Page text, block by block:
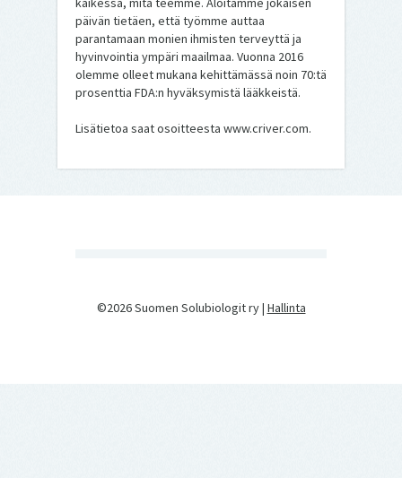
päivän tietäen, että työmme auttaa
parantamaan monien ihmisten terveyttä ja
hyvinvointia ympäri maailmaa. Vuonna 2016
olemme olleet mukana kehittämässä noin 70:tä
prosenttia FDA:n hyväksymistä lääkkeistä.
Lisätietoa saat osoitteesta www.criver.com.
©2026 Suomen Solubiologit ry | Hallinta